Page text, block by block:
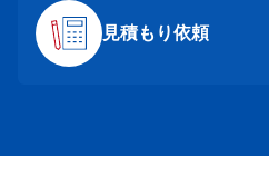
見積もり依頼